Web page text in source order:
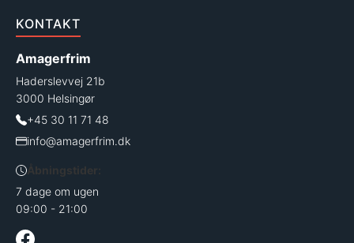
KONTAKT
Amagerfrim
Haderslevvej 21b
3000 Helsingør
+45 30 11 71 48
info@amagerfrim.dk
Åbningstider:
7 dage om ugen
09:00 - 21:00